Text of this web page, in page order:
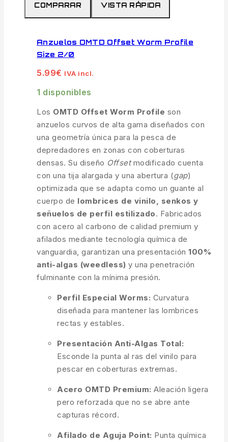
COMPARAR VISTA RÁPIDA
Anzuelos OMTD Offset Worm Profile
Size 2/0
5.99€ IVA incl.
1 disponibles
Los OMTD Offset Worm Profile son
anzuelos curvos de alta gama diseñados con
una geometría única para la pesca de
depredadores en zonas con coberturas
densas. Su diseño Offsetmodificado cuenta
con una tija alargada y una abertura (gap)
optimizada que se adapta como un guante al
cuerpo de lombrices de vinilo, senkos y
señuelos de perfil estilizado. Fabricados
con acero al carbono de calidad premium y
afilados mediante tecnología química de
vanguardia, garantizan una presentación 100%
anti-algas (weedless) y una penetración
fulminante con la mínima presión.
Perfil Especial Worms: Curvatura
diseñada para mantener las lombrices
rectas y estables.
Presentación Anti-Algas Total:
Esconde la punta al ras del vinilo para
pescar en coberturas extremas.
Acero OMTD Premium: Aleación ligera
pero reforzada que no se abre ante
capturas récord.
Afilado de Aguja Point: Punta química